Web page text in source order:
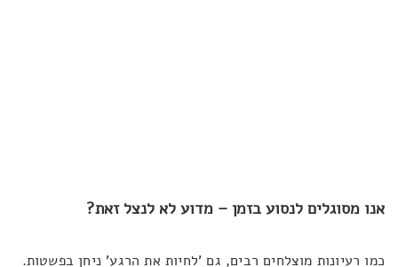
אנו מסוגלים לנסוע בזמן – מדוע לא לנצל זאת?
כמו רעיונות מוצלחים רבים, גם 'לחיות את הרגע' ניחן בפשטות.